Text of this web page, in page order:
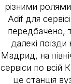
різними
Adif для
передбачено,
далекі
Мадрид, на
сервіси по всій
це станція